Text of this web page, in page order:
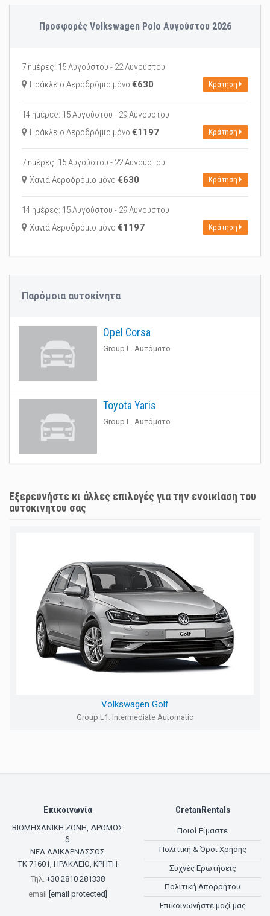
Προσφορές Volkswagen Polo Αυγούστου 2026
7 ημέρες: 15 Αυγούστου - 22 Αυγούστου
Ηράκλειο Αεροδρόμιο μόνο ‎€630 Κράτηση
14 ημέρες: 15 Αυγούστου - 29 Αυγούστου
Ηράκλειο Αεροδρόμιο μόνο ‎€1197 Κράτηση
7 ημέρες: 15 Αυγούστου - 22 Αυγούστου
Χανιά Αεροδρόμιο μόνο ‎€630 Κράτηση
14 ημέρες: 15 Αυγούστου - 29 Αυγούστου
Χανιά Αεροδρόμιο μόνο ‎€1197 Κράτηση
Παρόμοια αυτοκίνητα
Opel Corsa
Group L. Αυτόματο
Toyota Yaris
Group L. Αυτόματο
Εξερευνήστε κι άλλες επιλογές για την ενοικίαση του
αυτοκινητου σας
Volkswagen Golf
Group L1. Intermediate Automatic
Επικοινωνία
ΒΙΟΜΗΧΑΝΙΚΗ ΖΩΝΗ, ΔΡΟΜΟΣ
δ
ΝΕΑ ΑΛΙΚΑΡΝΑΣΣΟΣ
ΤΚ 71601, ΗΡΑΚΛΕΙΟ, ΚΡΗΤΗ
Τηλ. +30 2810 281338
email
[email protected]
CretanRentals
Ποιοί Είμαστε
Πολιτική & Όροι Χρήσης
Συχνές Ερωτήσεις
Πολιτική Απορρήτου
Επικοινωνήστε μαζί μας